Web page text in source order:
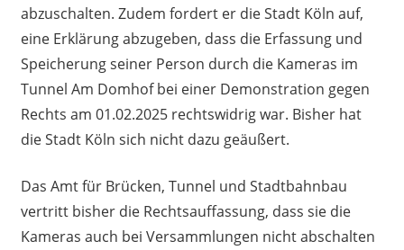
abzuschalten. Zudem fordert er die Stadt Köln auf,
eine Erklärung abzugeben, dass die Erfassung und
Speicherung seiner Person durch die Kameras im
Tunnel Am Domhof bei einer Demonstration gegen
Rechts am 01.02.2025 rechtswidrig war. Bisher hat
die Stadt Köln sich nicht dazu geäußert.
Das Amt für Brücken, Tunnel und Stadtbahnbau
vertritt bisher die Rechtsauffassung, dass sie die
Kameras auch bei Versammlungen nicht abschalten